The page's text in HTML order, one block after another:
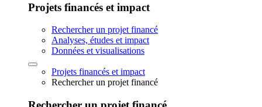
Projets financés et impact
Rechercher un projet financé
Analyses, études et impact
Données et visualisations
Projets financés et impact
Rechercher un projet financé